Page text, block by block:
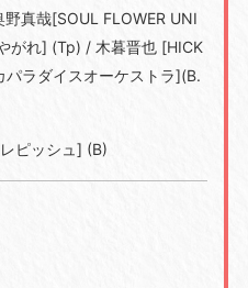
真哉[SOUL FLOWER UNI
がれ] (Tp) / 木暮晋也 [HICK
ラダイスオーケストラ](B.
ピッシュ] (B)